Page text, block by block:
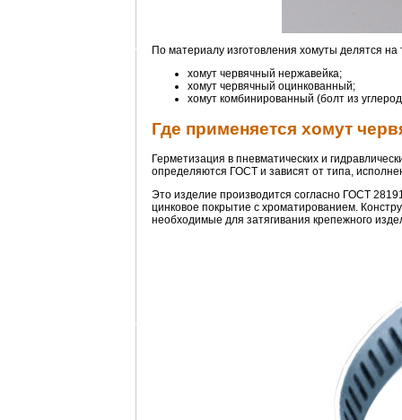
По материалу изготовления хомуты делятся на
хомут червячный нержавейка;
хомут червячный оцинкованный;
хомут комбинированный (болт из
Где применяется хомут
Герметизация в пневматических и
определяются ГОСТ и зависят от типа,
Это изделие производится согласно ГОСТ
цинковое покрытие с хроматированием.
необходимые для затягивания крепежного